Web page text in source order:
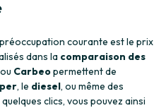
courante est le prix
dans la comparaison des
ou Carbeopermettent de
, le diesel, ou même des
quelques clics, vous pouvez ainsi